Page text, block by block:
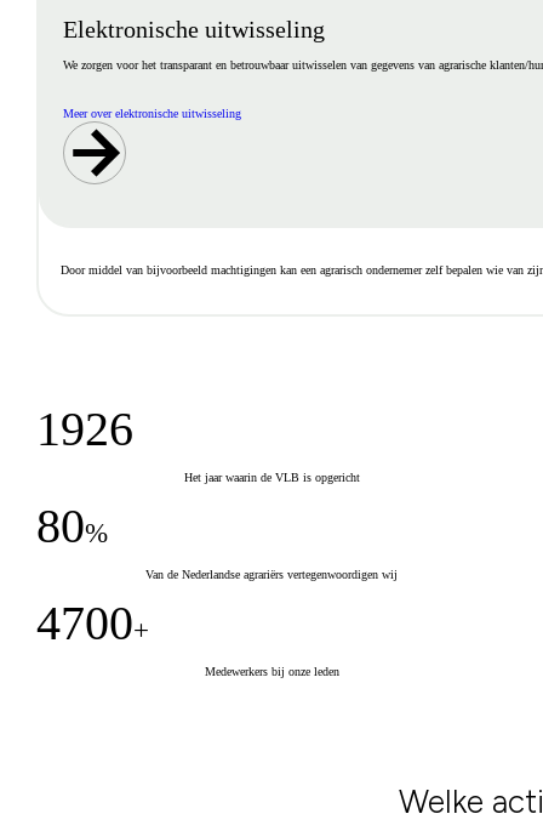
Elektronische uitwisseling
We zorgen voor het transparant en betrouwbaar uitwisselen van gegevens van agrarische klanten/
Meer over elektronische uitwisseling
Door middel van bijvoorbeeld machtigingen kan een agrarisch ondernemer zelf bepalen wie van
1926
Het jaar waarin de VLB is opgericht
80%
Van de Nederlandse agrariërs vertegenwoordigen wij
4700+
Medewerkers bij onze leden
Welke